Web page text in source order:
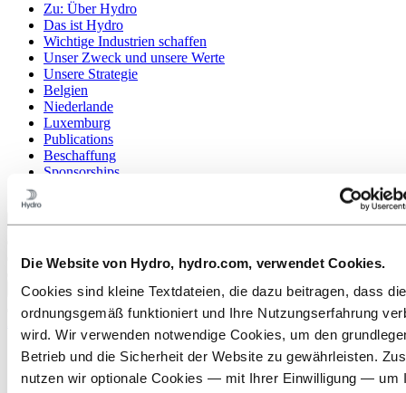
Die Website von Hydro, hydro.com, verwendet Cookies.
Cookies sind kleine Textdateien, die dazu beitragen, dass
ordnungsgemäß funktioniert und Ihre Nutzungserfahrung
wird. Wir verwenden notwendige Cookies, um den
Betrieb und die Sicherheit der Website zu gewährleisten.
nutzen wir optionale Cookies — mit Ihrer Einwilligung — um
Zu: Über Hydro
Das ist Hydro
Wichtige Industrien schaffen
Unser Zweck und unsere Werte
Unsere Strategie
Belgien
Niederlande
Luxemburg
Publications
Beschaffung
Sponsorships
Zurück zum Hauptmenü
Schließen
Aluminium
Produkte
Automobilindustrie